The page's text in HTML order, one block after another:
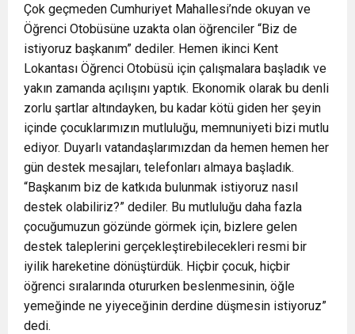
Çok geçmeden Cumhuriyet Mahallesi’nde okuyan ve
Öğrenci Otobüsüne uzakta olan öğrenciler “Biz de
istiyoruz başkanım” dediler. Hemen ikinci Kent
Lokantası Öğrenci Otobüsü için çalışmalara başladık ve
yakın zamanda açılışını yaptık. Ekonomik olarak bu denli
zorlu şartlar altındayken, bu kadar kötü giden her şeyin
içinde çocuklarımızın mutluluğu, memnuniyeti bizi mutlu
ediyor. Duyarlı vatandaşlarımızdan da hemen hemen her
gün destek mesajları, telefonları almaya başladık.
“Başkanım biz de katkıda bulunmak istiyoruz nasıl
destek olabiliriz?” dediler. Bu mutluluğu daha fazla
çocuğumuzun gözünde görmek için, bizlere gelen
destek taleplerini gerçekleştirebilecekleri resmi bir
iyilik hareketine dönüştürdük. Hiçbir çocuk, hiçbir
öğrenci sıralarında otururken beslenmesinin, öğle
yemeğinde ne yiyeceğinin derdine düşmesin istiyoruz”
dedi.